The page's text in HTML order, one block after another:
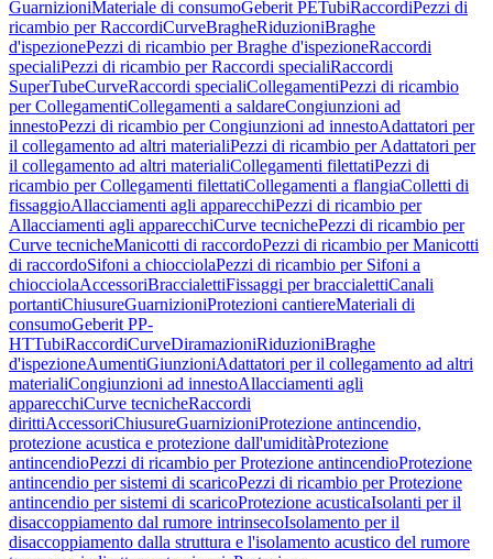
GuarnizioniMateriale di consumoGeberit PETubiRaccordiPezzi di
ricambio per RaccordiCurveBragheRiduzioniBraghe
d'ispezionePezzi di ricambio per Braghe d'ispezioneRaccordi
specialiPezzi di ricambio per Raccordi specialiRaccordi
SuperTubeCurveRaccordi specialiCollegamentiPezzi di ricambio
per CollegamentiCollegamenti a saldareCongiunzioni ad
innestoPezzi di ricambio per Congiunzioni ad innestoAdattatori per
il collegamento ad altri materialiPezzi di ricambio per Adattatori per
il collegamento ad altri materialiCollegamenti filettatiPezzi di
ricambio per Collegamenti filettatiCollegamenti a flangiaColletti di
fissaggioAllacciamenti agli apparecchiPezzi di ricambio per
Allacciamenti agli apparecchiCurve tecnichePezzi di ricambio per
Curve tecnicheManicotti di raccordoPezzi di ricambio per Manicotti
di raccordoSifoni a chiocciolaPezzi di ricambio per Sifoni a
chiocciolaAccessoriBraccialettiFissaggi per braccialettiCanali
portantiChiusureGuarnizioniProtezioni cantiereMateriali di
consumoGeberit PP-
HTTubiRaccordiCurveDiramazioniRiduzioniBraghe
d'ispezioneAumentiGiunzioniAdattatori per il collegamento ad altri
materialiCongiunzioni ad innestoAllacciamenti agli
apparecchiCurve tecnicheRaccordi
dirittiAccessoriChiusureGuarnizioniProtezione antincendio,
protezione acustica e protezione dall'umiditàProtezione
antincendioPezzi di ricambio per Protezione antincendioProtezione
antincendio per sistemi di scaricoPezzi di ricambio per Protezione
antincendio per sistemi di scaricoProtezione acusticaIsolanti per il
disaccoppiamento dal rumore intrinsecoIsolamento per il
disaccoppiamento dalla struttura e l'isolamento acustico del rumore